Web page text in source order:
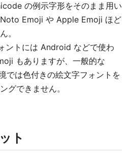
の例示字形をそのまま用い
Emoji や Apple Emoji ほど
。
ントには Android などで使わ
もありますが、一般的な
では色付きの絵文字フォントを
グできません。
ト